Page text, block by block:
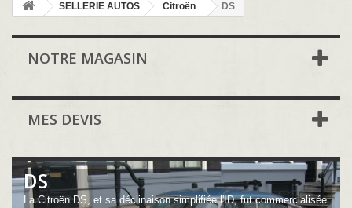
SELLERIE AUTOS Citroën DS
NOTRE MAGASIN
MES DEVIS
DS
La Citroën DS, et sa déclinaison simplifiée l'ID, fut commercialisée